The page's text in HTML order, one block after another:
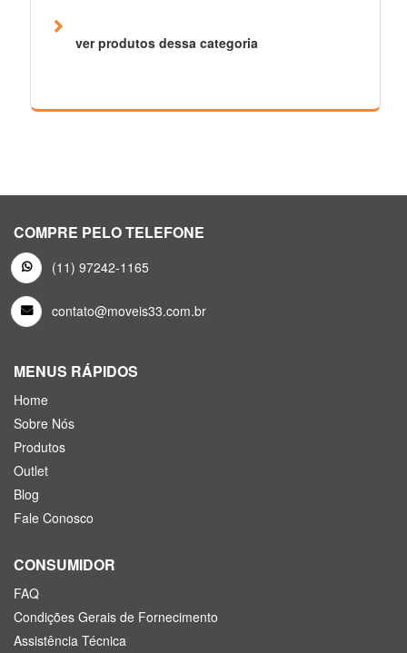
ver produtos dessa categoria
COMPRE PELO TELEFONE
(11) 97242-1165
contato@moveis33.com.br
MENUS RÁPIDOS
Home
Sobre Nós
Produtos
Outlet
Blog
Fale Conosco
CONSUMIDOR
FAQ
Condições Gerais de Fornecimento
Assistência Técnica